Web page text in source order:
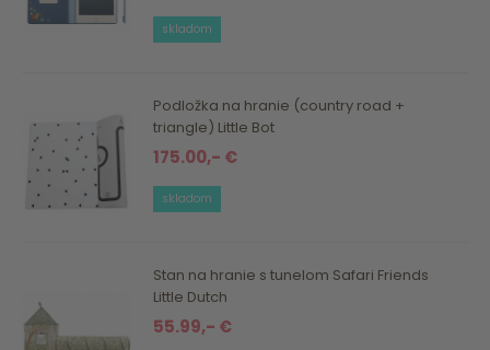
skladom
Podložka na hranie (country road +
triangle) Little Bot
175.00,- €
skladom
Stan na hranie s tunelom Safari Friends
Little Dutch
55.99,- €